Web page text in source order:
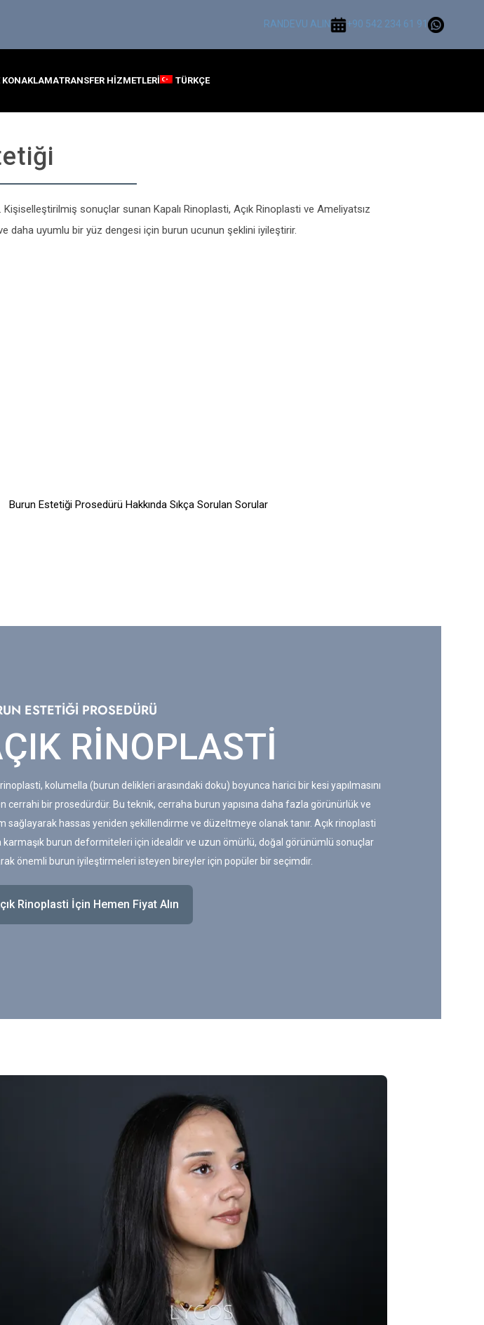
RANDEVU ALIN +90 542 234 61 91
KONAKLAMATRANSFER HIZMETLERI TÜRKÇE
sonuçlar sunan Kapalı Rinoplasti, Açık Rinoplasti ve Ameliyatsız
daha uyumlu bir yüz dengesi için burun ucunun şeklini iyileştirir.
Burun Estetiği Prosedürü Hakkında Sıkça Sorulan Sorular
ESTETİĞİ PROSEDÜRÜ
RİNOPLASTİ
rinoplasti, kolumella (burun delikleri arasındaki doku) boyunca harici bir kesi yapılmasını
cerrahi bir prosedürdür. Bu teknik, cerraha burun yapısına daha fazla görünürlük ve
sağlayarak hassas yeniden şekillendirme ve düzeltmeye olanak tanır. Açık rinoplasti
karmaşık burun deformiteleri için idealdir ve uzun ömürlü, doğal görünümlü sonuçlar
önemli burun iyileştirmeleri isteyen bireyler için popüler bir seçimdir.
Rinoplasti İçin Hemen Fiyat Alın